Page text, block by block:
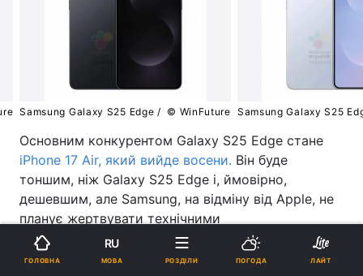
Samsung Galaxy S25 Edge / © WinFuture Samsung Galaxy S25
Основним конкурентом Galaxy S25 Edge стане
iPhone 17 Air, який вийде восени. Він буде
тоншим, ніж Galaxy S25 Edge і, ймовірно,
дешевшим, але Samsung, на відміну від Apple, не
планує жертвувати технічними
характеристиками.
ГОЛОВНА
RU
МОВА РОЗДІЛИ ПОГОДА ЛАЙТ